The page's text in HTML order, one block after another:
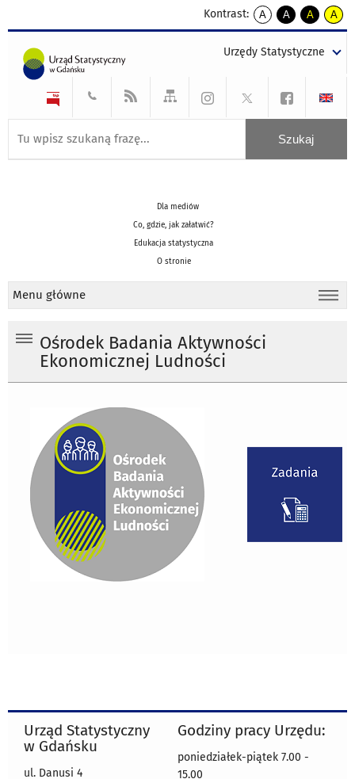
Kontrast:
A
kontrast
A
kontrast
tekst
czarnym
A
kontrast
tekst
czarnym
A
tekst
żółtym
Urzędy Statystyczne
Dla mediów
Co, gdzie, jak załatwić?
Edukacja statystyczna
O stronie
Menu główne
Ośrodek Badania Aktywności
Ekonomicznej Ludności
Urząd Statystyczny
w Gdańsku
ul. Danusi 4
Godziny pracy Urzędu:
poniedziałek-piątek 7.00 -
15.00